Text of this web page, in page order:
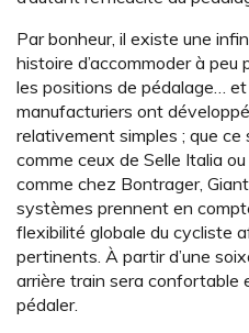
Par bonheur, il existe une
histoire d’accommoder à peu
les positions de pédalage…
manufacturiers ont
relativement simples ; que ce
comme ceux de Selle Italia ou
comme chez Bontrager,
systèmes prennent en
flexibilité globale du cycliste
pertinents. À partir d’une
arrière train sera confortable
pédaler.